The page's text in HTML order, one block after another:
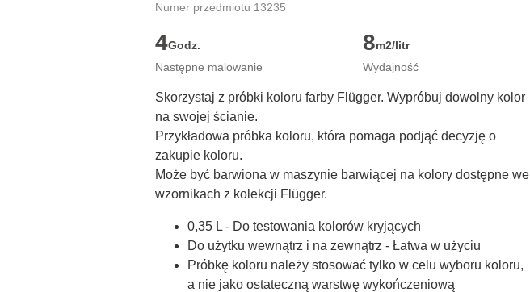
Numer przedmiotu 13235
4Godz.
Następne malowanie
8m2/litr
Wydajność
Skorzystaj z próbki koloru farby Flügger. Wypróbuj dowolny kolor
na swojej ścianie.
Przykładowa próbka koloru, która pomaga podjąć decyzję o
zakupie koloru.
Może być barwiona w maszynie barwiącej na kolory dostępne we
wzornikach z kolekcji Flügger.
0,35 L - Do testowania kolorów kryjących
Do użytku wewnątrz i na zewnątrz - Łatwa w użyciu
Próbkę koloru należy stosować tylko w celu wyboru koloru,
a nie jako ostateczną warstwę wykończeniową